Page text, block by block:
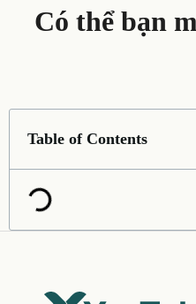
Có thể bạn
Table of Contents